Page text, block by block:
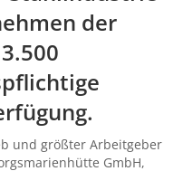
der
und größter Arbeitgeber
GmbH,